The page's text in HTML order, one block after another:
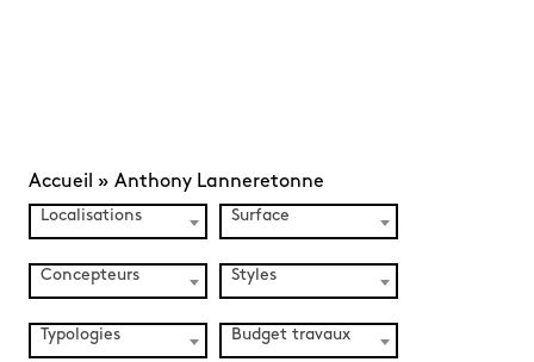
Accueil » Anthony Lanneretonne
Localisations Surface
Concepteurs Styles
Typologies Budget travaux